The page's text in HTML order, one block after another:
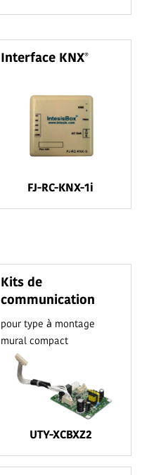
Interface KNX®
FJ-RC-KNX-1i
Kits de
communication
pour type à montage
mural compact
UTY-XCBXZ2